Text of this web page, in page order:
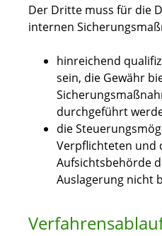
Der Dritte muss für die
internen
hinreichend
sein, die Gewähr
durchgeführt
die
Verpflichteten und
Aufsichtsbehörde
Auslagerung nicht